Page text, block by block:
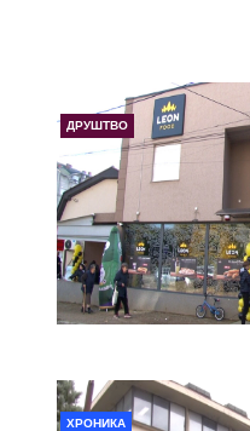
ДРУШТВО
ХРОНИКА